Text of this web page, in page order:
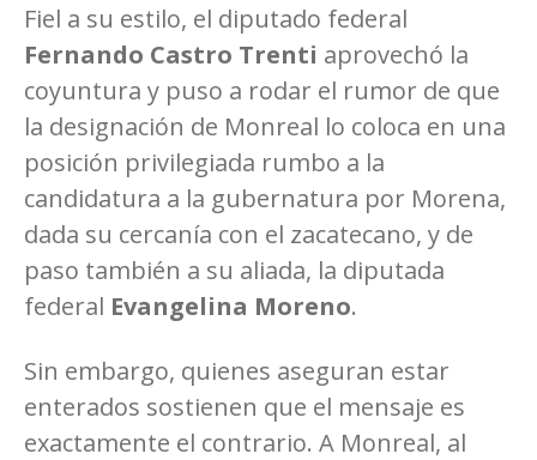
Fiel a su estilo, el diputado federal
Fernando Castro Trenti aprovechó la
coyuntura y puso a rodar el rumor de que
la designación de Monreal lo coloca en una
posición privilegiada rumbo a la
candidatura a la gubernatura por Morena,
dada su cercanía con el zacatecano, y de
paso también a su aliada, la diputada
federal Evangelina Moreno.
Sin embargo, quienes aseguran estar
enterados sostienen que el mensaje es
exactamente el contrario. A Monreal, al